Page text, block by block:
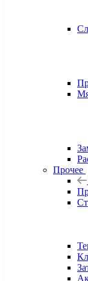
Прочее